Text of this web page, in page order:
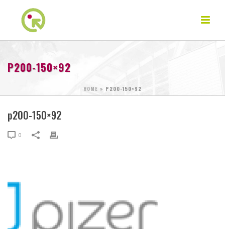
P200-150×92
HOME » P200-150×92
p200-150×92
0